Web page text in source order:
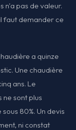
n'a pas de valeur.
faut demander ce
a quinze
Une chaudière
ans. Le
sont plus
80%. Un devis
ni constat